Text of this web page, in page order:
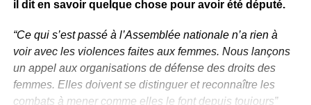
il dit en savoir quelque chose pour avoir été député.
“Ce qui s’est passé à l’Assemblée nationale n’a rien à
voir avec les violences faites aux femmes. Nous lançons
un appel aux organisations de défense des droits des
femmes. Elles doivent se distinguer et reconnaître les
combats à mener comme elles le font depuis toujours”